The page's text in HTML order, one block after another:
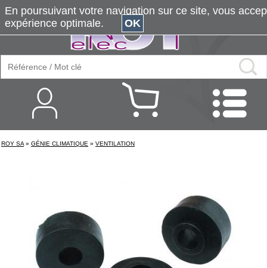
ROY SA » GÉNIE CLIMATIQUE » VENTILATION
En poursuivant votre navigation sur ce site, vous
expérience optimale.
OK